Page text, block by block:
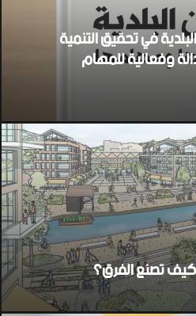
في تحقيق التنمية
وفعالية للمهام
كيف تصنع الفرق؟